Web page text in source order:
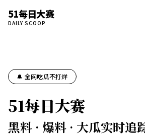
51每日大赛
DAILY SCOOP
🔔 全网吃瓜不打烊
51每日大赛
黑料 · 爆料 · 大瓜实时追